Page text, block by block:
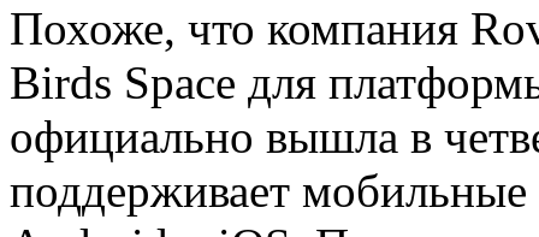
Похоже, что компания
Birds Space для
официально вышла в
поддерживает